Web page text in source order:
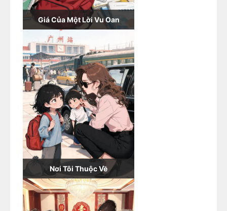
Giá Của Một Lời Vu Oan
Nơi Tôi Thuộc Về